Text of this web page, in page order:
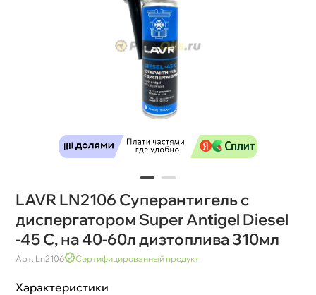
LAVR LN2106 Суперантигель с
диспергатором Super Antigel Diesel
-45 C, на 40-60л дизтоплива 310мл
Арт: Ln2106 Сертифицированный продукт
Характеристики